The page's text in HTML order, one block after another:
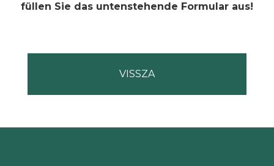
füllen Sie das untenstehende Formular aus!